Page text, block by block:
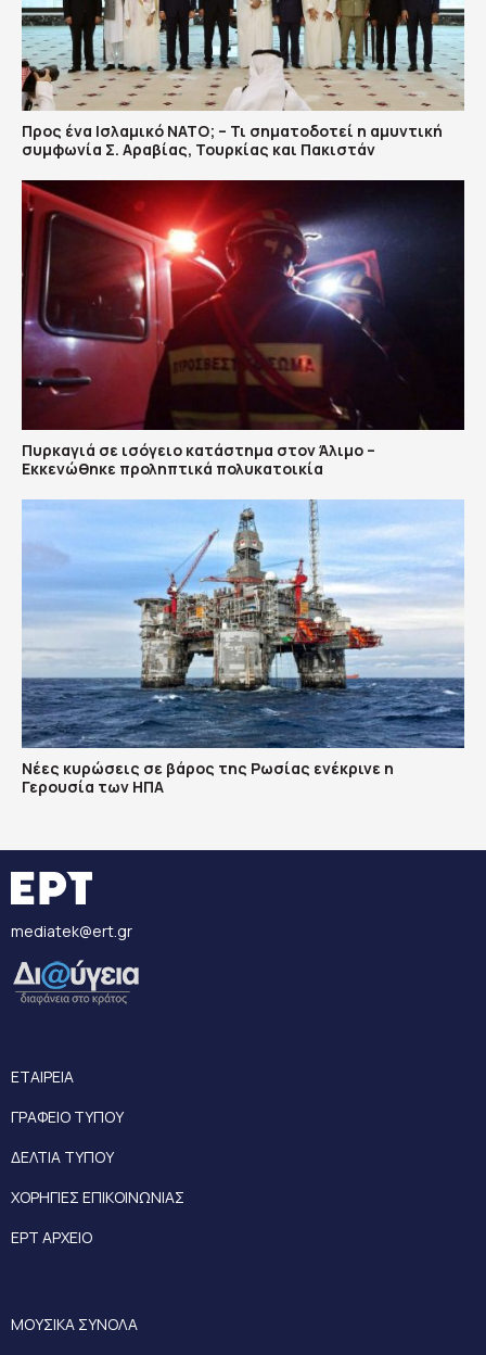
Προς ένα Ισλαμικό ΝΑΤΟ; – Τι σηματοδοτεί η αμυντική
συμφωνία Σ. Αραβίας, Τουρκίας και Πακιστάν
Πυρκαγιά σε ισόγειο κατάστημα στον Άλιμο –
Εκκενώθηκε προληπτικά πολυκατοικία
Νέες κυρώσεις σε βάρος της Ρωσίας ενέκρινε η
Γερουσία των ΗΠΑ
mediatek@ert.gr
ΕΤΑΙΡΕΙΑ
ΓΡΑΦΕΙΟ ΤΥΠΟΥ
ΔΕΛΤΙΑ ΤΥΠΟΥ
ΧΟΡΗΓΙΕΣ ΕΠΙΚΟΙΝΩΝΙΑΣ
ΕΡΤ ΑΡΧΕΙΟ
ΜΟΥΣΙΚΑ ΣΥΝΟΛΑ